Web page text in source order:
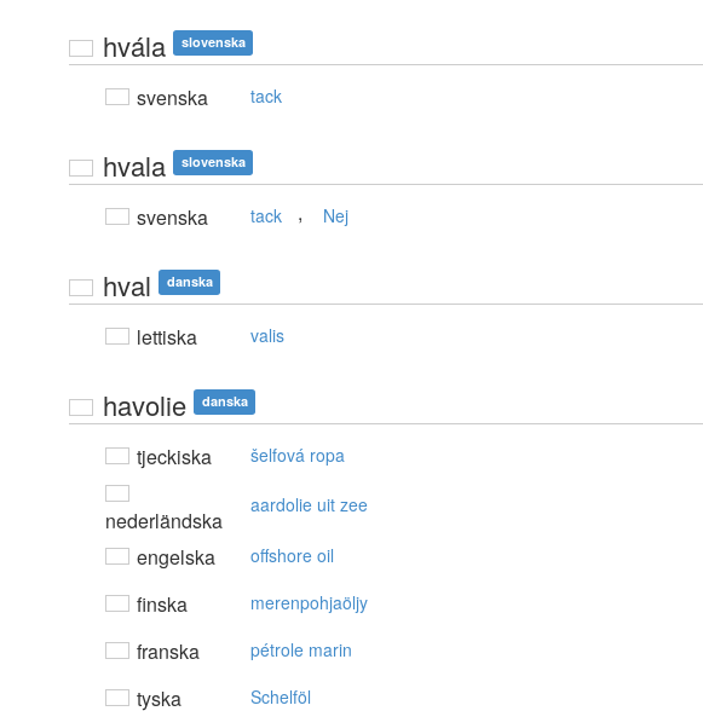
hvála slovenska
svenska tack
hvala slovenska
svenska tack , Nej
hval danska
lettiska valis
havolie danska
tjeckiska šelfová ropa
nederländska
aardolie uit zee
engelska offshore oil
finska merenpohjaöljy
franska pétrole marin
tyska Schelföl